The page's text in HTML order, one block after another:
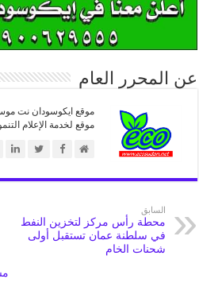
عن المحرر العام
موقع ايكوسودان نت
موقع لخدمة الإعلام
السابق
محطة رأس مركز لتخزين النفط
في سلطنة عمان تستقبل أولى
شحنات الخام